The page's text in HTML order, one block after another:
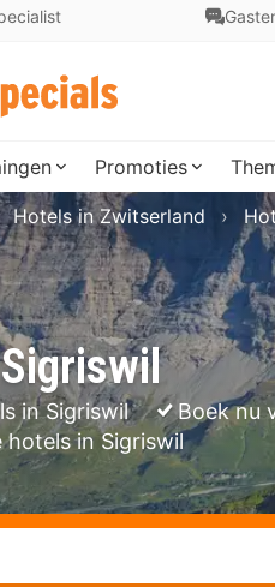
Promoties
in Sigriswil
Boek nu
hotels in Sigriswil
Hotels in Zwitserland
of stad